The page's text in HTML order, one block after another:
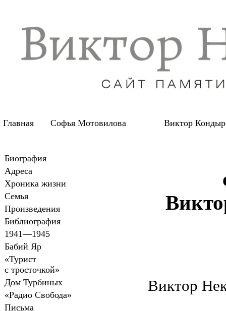
Главная Софья Мотовилова Виктор
Биография
Адреса
Хроника жизни
Семья
Произведения
Библиография
1941—1945
Бабий Яр
«Турист
с тросточкой»
Дом Турбиных
«Радио Свобода»
Письма
Виктор